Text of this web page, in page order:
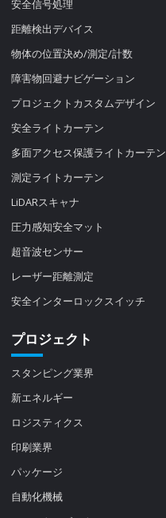
安全信号処理
距離検出デバイス
物体の位置決め/測定/計数
障害物回避ナビゲーション
プロジェクトカスタムデザイン
安全ライトカーテン
多面アクセス保護ライトカーテン
測定ライトカーテン
LiDARスキャナ
圧力感知安全マット
超音波センサー
レーザー距離測定
安全インターロックスイッチ
プロジェクト
スタンピング業界
新エネルギー
ロジスティクス
印刷業界
パッケージ
自動化機械